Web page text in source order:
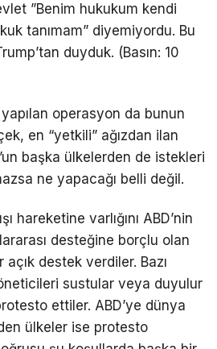
”Benim hukukum kendi
tanımam” diyemiyordu. Bu
duyduk. (Basın: 10
operasyon da bunun
en “yetkili” ağızdan ilan
başka ülkelerden de istekleri
ne yapacağı belli değil.
hareketine varlığını ABD’nin
desteğine borçlu olan
destek verdiler. Bazı
sustular veya duyulur
ettiler. ABD’ye dünya
ülkeler ise protesto